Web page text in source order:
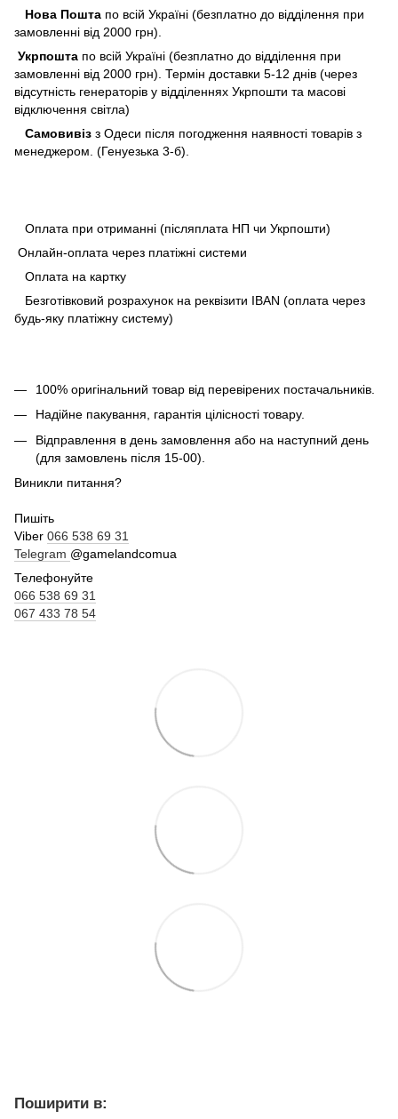
Нова Пошта по всій Україні (безплатно до відділення при
замовленні від 2000 грн).
Укрпошта по всій Україні (безплатно до відділення при
замовленні від 2000 грн). Термін доставки 5-12 днів (через
відсутність генераторів у відділеннях Укрпошти та масові
відключення світла)
Самовивіз з Одеси після погодження наявності товарів з
менеджером. (Генуезька 3-б).
Оплата при отриманні (післяплата НП чи Укрпошти)
Онлайн-оплата через платіжні системи
Оплата на картку
Безготівковий розрахунок на реквізити IBAN (оплата через
будь-яку платіжну систему)
100% оригінальний товар від перевірених постачальників.
Надійне пакування, гарантія цілісності товару.
Відправлення в день замовлення або на наступний день
(для замовлень після 15-00).
Виникли питання?
Пишіть
Viber 066 538 69 31
Telegram @gamelandcomua
Телефонуйте
066 538 69 31
067 433 78 54
Поширити в: